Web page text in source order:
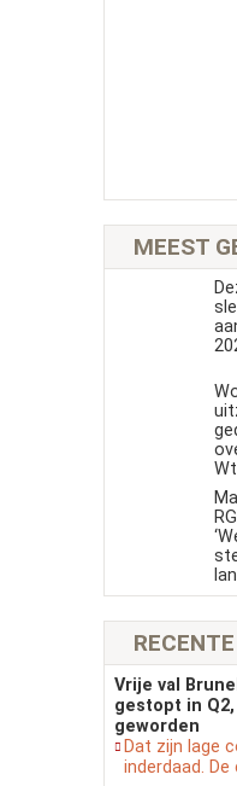
MEEST
Vrije val
gestopt in
geworden
Dat zijn lage
inderdaad. De